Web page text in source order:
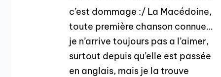
c’est dommage :/ La Macédoine,
toute première chanson connue…
je n’arrive toujours pas a l’aimer,
surtout depuis qu’elle est passée
en anglais, mais je la trouve